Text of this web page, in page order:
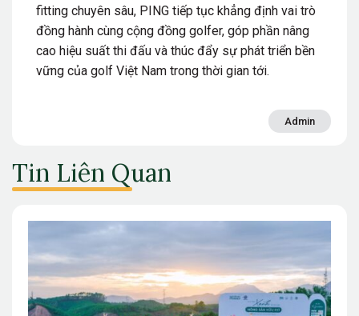
fitting chuyên sâu, PING tiếp tục khẳng định vai trò
đồng hành cùng cộng đồng golfer, góp phần nâng
cao hiệu suất thi đấu và thúc đẩy sự phát triển bền
vững của golf Việt Nam trong thời gian tới.
Admin
Tin Liên Quan